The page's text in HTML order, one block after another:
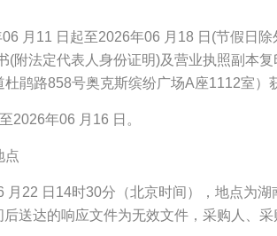
月11 日起至2026年06 月18 日(节假日
(附法定代表人身份证明)及营业执照副本
鹃路858号奥克斯缤纷广场A座1112室）
2026年06 月16 日。
点
22 日14时30分（北京时间），地点为
送达的响应文件为无效文件，采购人、采